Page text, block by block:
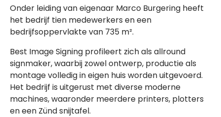
Onder leiding van eigenaar Marco Burgering heeft
het bedrijf tien medewerkers en een
bedrijfsoppervlakte van 735 m².
Best Image Signing profileert zich als allround
signmaker, waarbij zowel ontwerp, productie als
montage volledig in eigen huis worden uitgevoerd.
Het bedrijf is uitgerust met diverse moderne
machines, waaronder meerdere printers, plotters
en een Zünd snijtafel.